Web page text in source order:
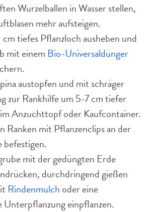
Wurzelballen in Wasser stellen,
mehr aufsteigen.
tiefes Pflanzloch ausheben und
mit einem Bio-Universaldünger
austopfen und mit schräger
zur Rankhilfe um 5-7 cm tiefer
Anzuchttopf oder Kaufcontainer.
Ranken mit Pflanzenclips an der
mit der gedüngten Erde
durchdringend gießen
Rindenmulch oder eine
Unterpflanzung einpflanzen.